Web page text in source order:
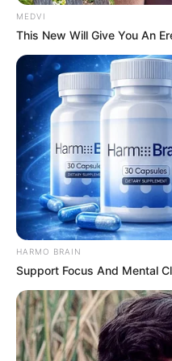
Προσθήκη το
Ανακαλύψτε περισσότερα
αναζήτησης.
MEDVI
This New Will Give You An
HARMO BRAIN
Support Focus And Mental